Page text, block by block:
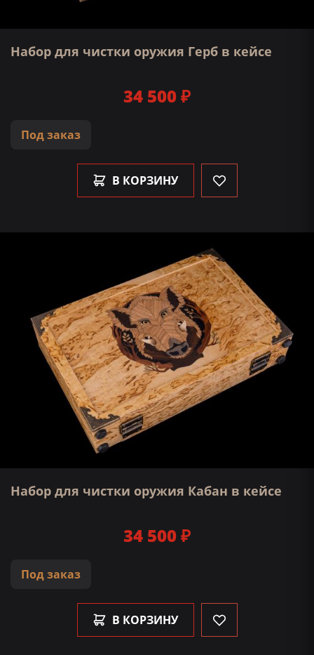
Набор для чистки оружия Герб в кейсе
Под заказ
34 500 ₽
В КОРЗИНУ
Набор для чистки оружия Кабан в кейсе
Под заказ
34 500 ₽
В КОРЗИНУ